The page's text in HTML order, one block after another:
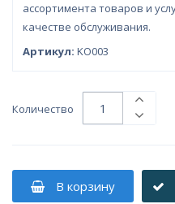
ассортимента товаров и
качестве обслуживания.
Артикул: KO003
Количество
В корзину